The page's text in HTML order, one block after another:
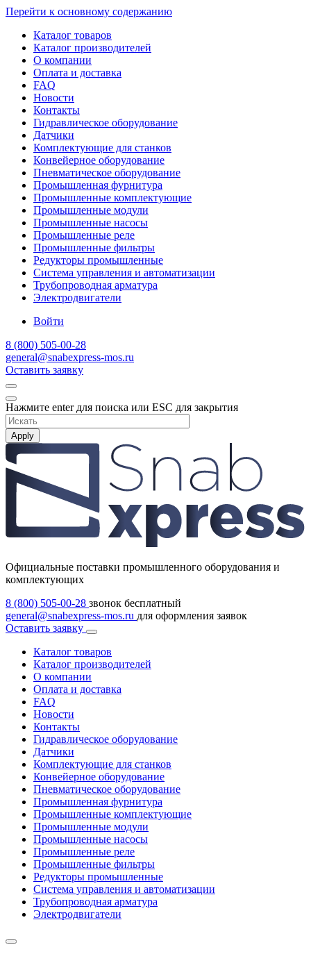
Перейти к основному содержанию
Каталог товаров
Каталог производителей
О компании
Оплата и доставка
FAQ
Новости
Контакты
Гидравлическое оборудование
Датчики
Комплектующие для станков
Конвейерное оборудование
Пневматическое оборудование
Промышленная фурнитура
Промышленные комплектующие
Промышленные модули
Промышленные насосы
Промышленные реле
Промышленные фильтры
Редукторы промышленные
Система управления и автоматизации
Трубопроводная арматура
Электродвигатели
Войти
8 (800) 505-00-28
general@snabexpress-mos.ru
Оставить заявку
Нажмите enter для поиска или ESC для закрытия
Apply
Официальные поставки промышленного оборудования и
комплектующих
8 (800) 505-00-28 звонок бесплатный
general@snabexpress-mos.ru для оформления заявок
Оставить заявку
Каталог товаров
Каталог производителей
О компании
Оплата и доставка
FAQ
Новости
Контакты
Гидравлическое оборудование
Датчики
Комплектующие для станков
Конвейерное оборудование
Пневматическое оборудование
Промышленная фурнитура
Промышленные комплектующие
Промышленные модули
Промышленные насосы
Промышленные реле
Промышленные фильтры
Редукторы промышленные
Система управления и автоматизации
Трубопроводная арматура
Электродвигатели